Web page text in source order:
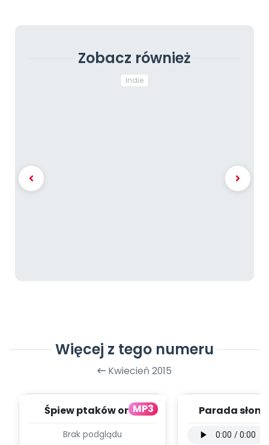
Zobacz również
Indie
Więcej z tego numeru
Kwiecień 2015
MP3
Śpiew ptaków oraz
Brak podglądu
Parada słoni
mp3)